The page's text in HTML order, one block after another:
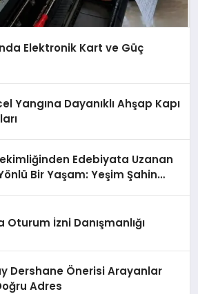
Elektronik Kart ve Güç
Yangına Dayanıklı Ahşap Kapı
Edebiyata Uzanan
Bir Yaşam: Yeşim Şahin
Oturum İzni Danışmanlığı
Dershane Önerisi Arayanlar
Adres